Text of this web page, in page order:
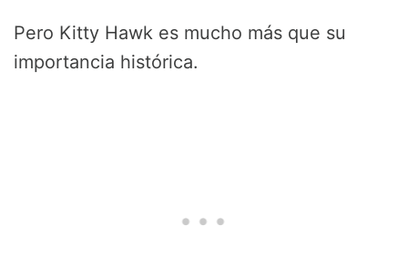
Pero Kitty Hawk es mucho más que su
importancia histórica.